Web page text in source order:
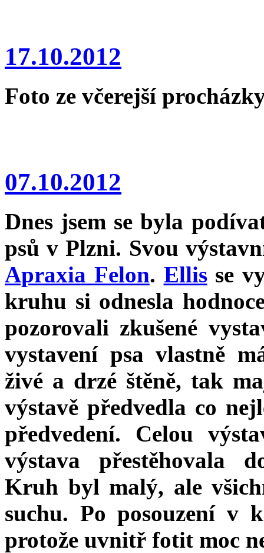
17.10.2012
Foto ze včerejší
07.10.2012
Dnes jsem se byla
psů v Plzni. Svou
Apraxia Felon. Ellisse
kruhu si odnesla
pozorovali zkušené
vystavení psa vlastně
živé a drzé štěně, tak
výstavě předvedla co
předvedení. Celou
výstava přestěhovala
Kruh byl malý, ale
suchu. Po posouzení v
protože uvnitř fotit moc